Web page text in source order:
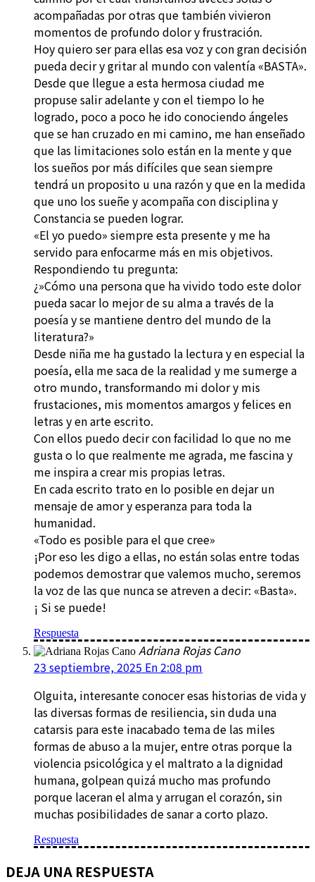
acompañadas por otras que también vivieron
momentos de profundo dolor y frustración.
Hoy quiero ser para ellas esa voz y con gran decisión
pueda decir y gritar al mundo con valentía «BASTA».
Desde que llegue a esta hermosa ciudad me
propuse salir adelante y con el tiempo lo he
logrado, poco a poco he ido conociendo ángeles
que se han cruzado en mi camino, me han enseñado
que las limitaciones solo están en la mente y que
los sueños por más difíciles que sean siempre
tendrá un proposito u una razón y que en la medida
que uno los sueñe y acompaña con disciplina y
Constancia se pueden lograr.
«El yo puedo» siempre esta presente y me ha
servido para enfocarme más en mis objetivos.
Respondiendo tu pregunta:
¿»Cómo una persona que ha vivido todo este dolor
pueda sacar lo mejor de su alma a través de la
poesía y se mantiene dentro del mundo de la
literatura?»
Desde niña me ha gustado la lectura y en especial la
poesía, ella me saca de la realidad y me sumerge a
otro mundo, transformando mi dolor y mis
frustaciones, mis momentos amargos y felices en
letras y en arte escrito.
Con ellos puedo decir con facilidad lo que no me
gusta o lo que realmente me agrada, me fascina y
me inspira a crear mis propias letras.
En cada escrito trato en lo posible en dejar un
mensaje de amor y esperanza para toda la
humanidad.
«Todo es posible para el que cree»
¡Por eso les digo a ellas, no están solas entre todas
podemos demostrar que valemos mucho, seremos
la voz de las que nunca se atreven a decir: «Basta».
¡ Si se puede!
Respuesta
Adriana Rojas Cano
23 septiembre, 2025 En 2:08 pm
Olguita, interesante conocer esas historias de vida y
las diversas formas de resiliencia, sin duda una
catarsis para este inacabado tema de las miles
formas de abuso a la mujer, entre otras porque la
violencia psicológica y el maltrato a la dignidad
humana, golpean quizá mucho mas profundo
porque laceran el alma y arrugan el corazón, sin
muchas posibilidades de sanar a corto plazo.
Respuesta
DEJA UNA RESPUESTA